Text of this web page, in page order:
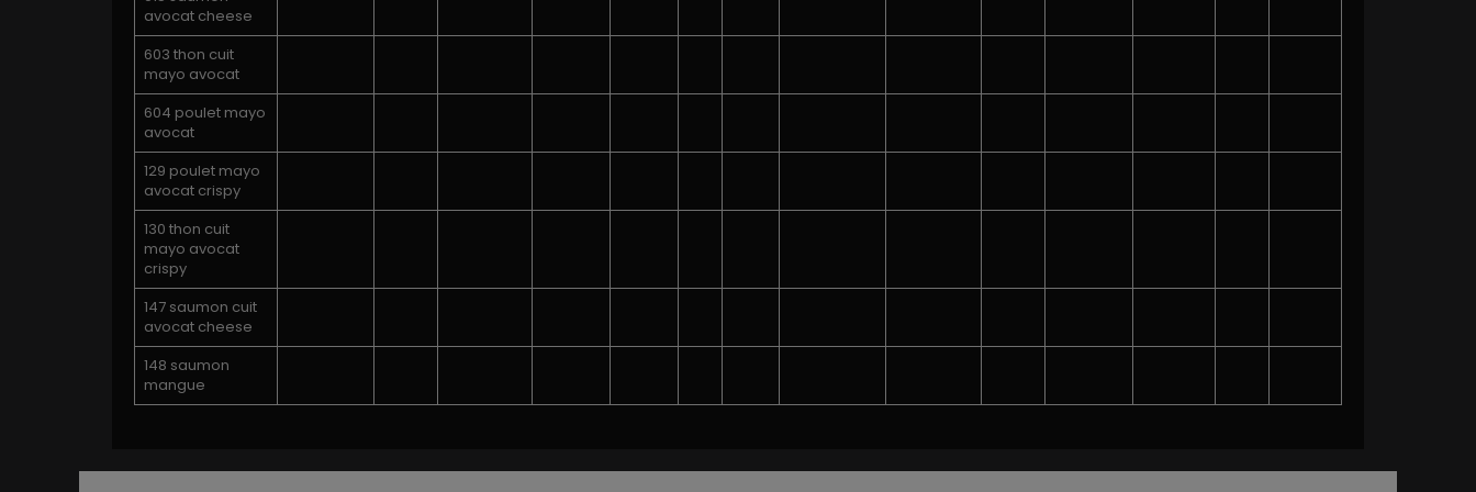
avocat cheese
603 thon cuit
mayo avocat
604 poulet mayo
avocat
129 poulet mayo
avocat crispy
130 thon cuit
mayo avocat
crispy
147 saumon cuit
avocat cheese
148 saumon
mangue